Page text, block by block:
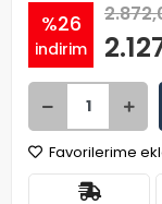
%26
indirim
Favorilerime